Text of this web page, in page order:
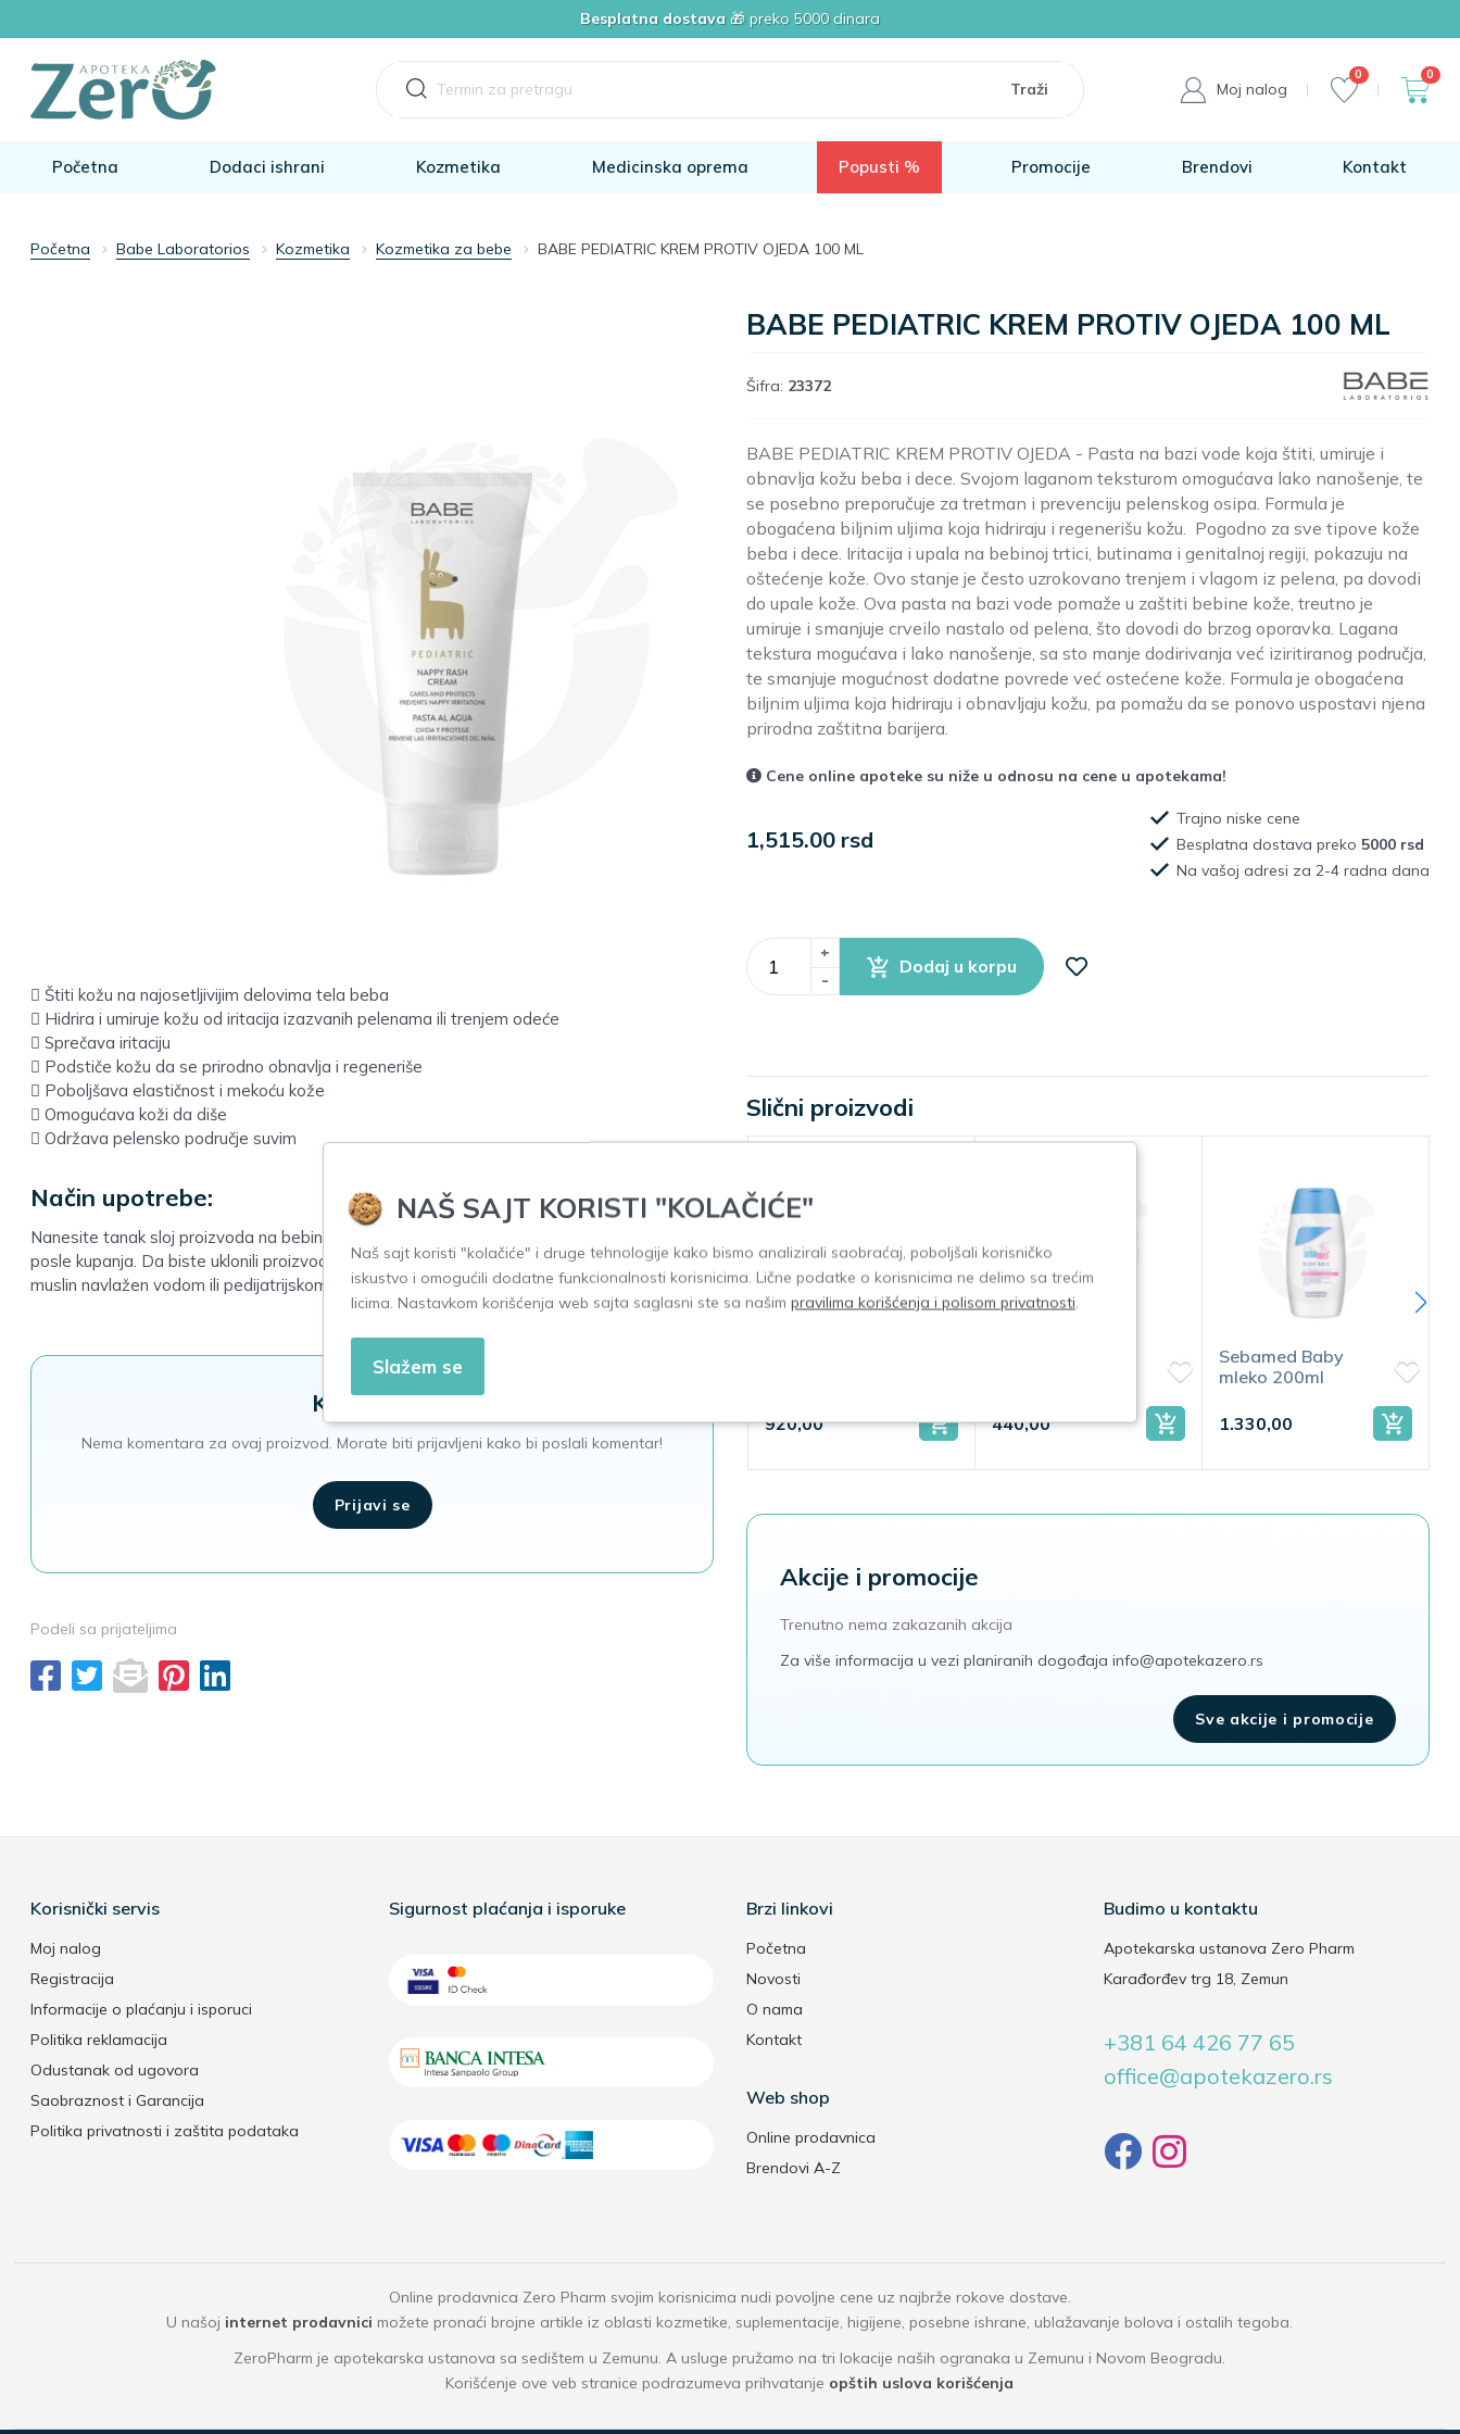
Besplatna dostava🎁 preko 5000 dinara
Moj nalog
0 0
Početna Dodaci ishrani Kozmetika Medicinska oprema Popusti % Promocije Brendovi Kontakt
Početna Babe Laboratorios Kozmetika Kozmetika za bebe BABE PEDIATRIC KREM PROTIV OJEDA 100 ML
 Štiti kožu na najosetljivijim delovima tela beba
 Hidrira i umiruje kožu od iritacija izazvanih pelenama ili trenjem odeće
 Sprečava iritaciju
 Podstiče kožu da se prirodno obnavlja i regeneriše
 Poboljšava elastičnost i mekoću kože
 Omogućava koži da diše
 Održava pelensko područje suvim
Način upotrebe:
Nanesite tanak sloj proizvoda na bebinu čistu i suvu guzu, pri svakoj promeni pelena ili
posle kupanja. Da biste uklonili proizvod, jednostavno koristite pamučni jastučić ili mekani
muslin navlažen vodom ili pedijatrijskom micelarnom vodom.
Komentari
Nema komentara za ovaj proizvod. Morate biti prijavljeni kako bi poslali komentar!
Prijavi se
Podeli sa prijateljima
BABE PEDIATRIC KREM PROTIV OJEDA 100 ML
Šifra: 23372
BABE PEDIATRIC KREM PROTIV OJEDA - Pasta na bazi vode koja štiti, umiruje i
obnavlja kožu beba i dece. Svojom laganom teksturom omogućava lako nanošenje, te
se posebno preporučuje za tretman i prevenciju pelenskog osipa. Formula je
obogaćena biljnim uljima koja hidriraju i regenerišu kožu. Pogodno za sve tipove kože
beba i dece. Iritacija i upala na bebinoj trtici, butinama i genitalnoj regiji, pokazuju na
oštećenje kože. Ovo stanje je često uzrokovano trenjem i vlagom iz pelena, pa dovodi
do upale kože. Ova pasta na bazi vode pomaže u zaštiti bebine kože, treutno je
umiruje i smanjuje crveilo nastalo od pelena, što dovodi do brzog oporavka. Lagana
tekstura mogućava i lako nanošenje, sa sto manje dodirivanja već iziritiranog područja,
te smanjuje mogućnost dodatne povrede već ostećene kože. Formula je obogaćena
biljnim uljima koja hidriraju i obnavljaju kožu, pa pomažu da se ponovo uspostavi njena
prirodna zaštitna barijera.
Cene online apoteke su niže u odnosu na cene u apotekama!
1,515.00 rsd
Trajno niske cene
Besplatna dostava preko 5000 rsd
Na vašoj adresi za 2-4 radna dana
+
-
Dodaj u korpu
Slični proizvodi
920,00
440,00
1.330,00
Sebamed Baby
losion 200ml
1.200,00
Akcije i promocije
Trenutno nema zakazanih akcija
Za više informacija u vezi planiranih dogođaja info@apotekazero.rs
Sve akcije i promocije
Korisnički servis
Moj nalog
Registracija
Informacije o plaćanju i isporuci
Politika reklamacija
Odustanak od ugovora
Saobraznost i Garancija
Politika privatnosti i zaštita podataka
Sigurnost plaćanja i isporuke Brzi linkovi
Početna
Novosti
O nama
Kontakt
Web shop
Online prodavnica
Brendovi A-Z
Budimo u kontaktu
Apotekarska ustanova Zero Pharm
Karađorđev trg 18, Zemun
+381 64 426 77 65
office@apotekazero.rs
Online prodavnica Zero Pharm svojim korisnicima nudi povoljne cene uz najbrže rokove dostave.
U našoj internet prodavnici možete pronaći brojne artikle iz oblasti kozmetike, suplementacije, higijene, posebne ishrane, ublažavanje bolova i ostalih tegoba.
ZeroPharm je apotekarska ustanova sa sedištem u Zemunu. A usluge pružamo na tri lokacije naših ogranaka u Zemunu i Novom Beogradu.
Korišćenje ove veb stranice podrazumeva prihvatanje opštih uslova korišćenja
NAŠ SAJT KORISTI "KOLAČIĆE"
Naš sajt koristi "kolačiće" i druge tehnologije kako bismo analizirali saobraćaj, poboljšali korisničko
iskustvo i omogućili dodatne funkcionalnosti korisnicima. Lične podatke o korisnicima ne delimo sa trećim
licima. Nastavkom korišćenja web sajta saglasni ste sa našim pravilima korišćenja i polisom privatnosti.
Slažem se